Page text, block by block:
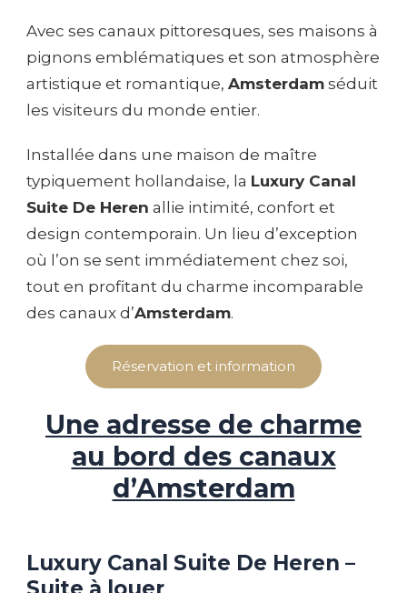
Avec ses canaux pittoresques, ses maisons à
pignons emblématiques et son atmosphère
artistique et romantique, Amsterdam séduit
les visiteurs du monde entier.
Installée dans une maison de maître
typiquement hollandaise, la Luxury Canal
Suite De Heren allie intimité, confort et
design contemporain. Un lieu d’exception
où l’on se sent immédiatement chez soi,
tout en profitant du charme incomparable
des canaux d’Amsterdam.
Réservation et information
Une adresse de charme
au bord des canaux
d’Amsterdam
Luxury Canal Suite De Heren –